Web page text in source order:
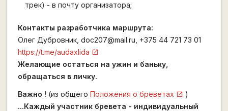
трек) - в почту организатора;
Контакты разработчика маршрута:
Олег Дубровник, doc207@mail.ru, +375 44 721 73 01
https://t.me/audaxlida
Желающие остаться на ужин и баньку,
обращаться в личку.
Важно ! (из общего Положения о бреветах
)
...Каждый участник бревета - индивидуальный